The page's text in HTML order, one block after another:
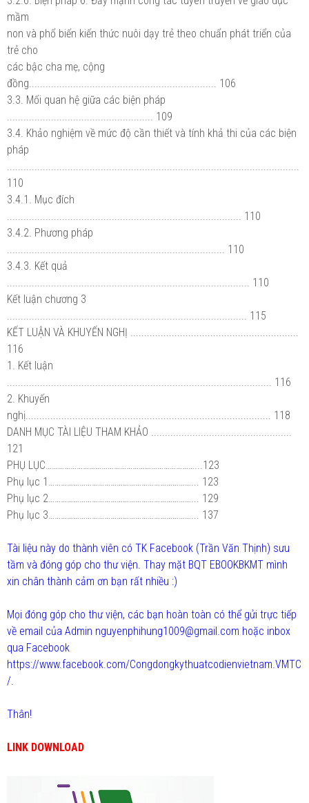
mầm
non và phổ biến kiến thức nuôi dạy trẻ theo chuẩn phát triển của
trẻ cho
các bậc cha mẹ, cộng
đồng.................................................................... 106
3.3. Mối quan hệ giữa các biện pháp
..................................................... 109
3.4. Khảo nghiệm về mức độ cần thiết và tính khả thi của các biện
pháp
110
3.4.1. Mục đích
..................................................................................... 110
3.4.2. Phương pháp
............................................................................... 110
3.4.3. Kết quả
........................................................................................ 110
Kết luận chương 3
....................................................................................... 115
KẾT LUẬN VÀ KHUYẾN NGHỊ .............................................................
116
1. Kết luận
................................................................................................ 116
2. Khuyến
nghị......................................................................................... 118
DANH MỤC TÀI LIỆU THAM KHẢO ...................................................
121
PHỤ LỤC………………………………………………………………...123
Phụ lục 1……………………………………………………………... 123
Phụ lục 2……………………………………………………………... 129
Phụ lục 3……………………………………………………………... 137
Tài liệu này do thành viên có TK Facebook (Trần Văn Thịnh) sưu
tầm và đóng góp cho thư viện. Thay mặt BQT EBOOKBKMT mình
xin chân thành cảm ơn bạn rất nhiều :)
Mọi đóng góp cho thư viện, các bạn hoàn toàn có thể gửi trực tiếp
về email của Admin nguyenphihung1009@gmail.com hoặc inbox
qua Facebook
https://www.facebook.com/Congdongkythuatcodienvietnam.VMTC
/.
Thân!
LINK DOWNLOAD